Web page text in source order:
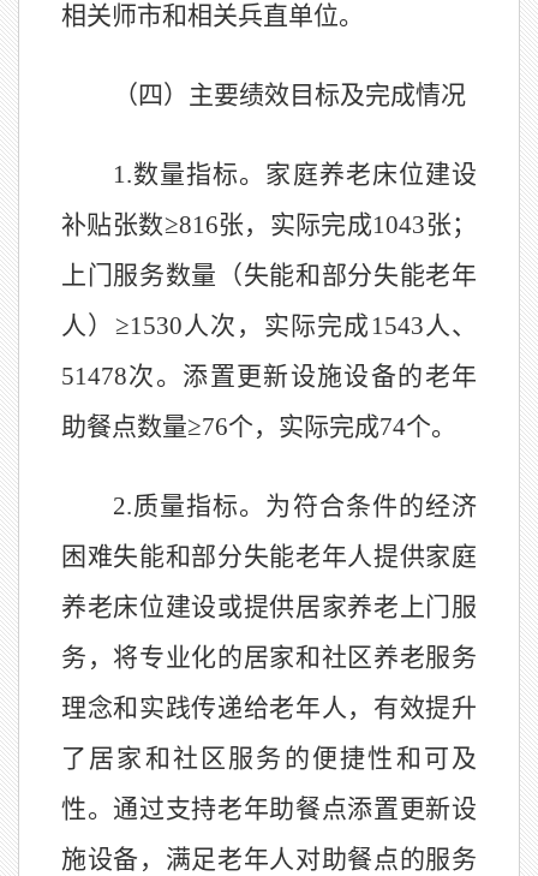
相关师市和相关兵直单位。
（四）主要绩效目标及完成情况
1.数量指标。家庭养老床位建设
补贴张数≥816张，实际完成1043张；
上门服务数量（失能和部分失能老年
人）≥1530人次，实际完成 1543人、
51478次。添置更新设施设备的老年
助餐点数量≥76个，实际完成74个。
2.质量指标。为符合条件的经济
困难失能和部分失能老年人提供家庭
养老床位建设或提供居家养老上门服
务，将专业化的居家和社区养老服务
理念和实践传递给老年人，有效提升
了居家和社区服务的便捷性和可及
性。通过支持老年助餐点添置更新设
施设备，满足老年人对助餐点的服务